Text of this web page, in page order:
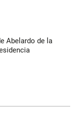
Abelardo de la